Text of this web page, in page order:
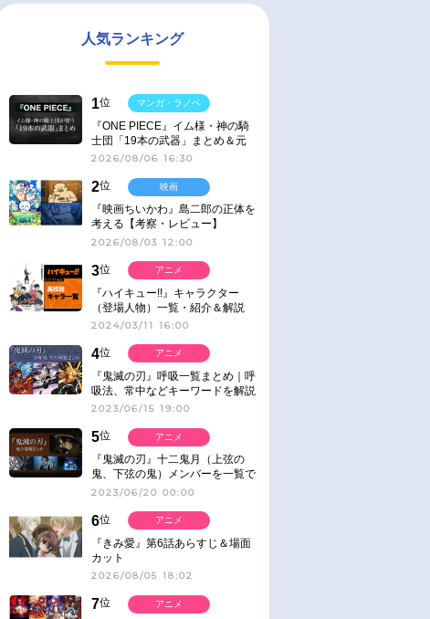
人気ランキング
1位
『ONE PIECE』イム様・神の騎
士団「19本の武器」まとめ＆元
ネタ
2026/08/06 16:30
マンガ・ラノベ
2位
『映画ちいかわ』島二郎の正体を
考える【考察・レビュー】
2026/08/03 12:00
映画
3位
『ハイキュー!!』キャラクター
（登場人物）一覧・紹介＆解説
2024/03/11 16:00
アニメ
4位
『鬼滅の刃』呼吸一覧まとめ｜呼
吸法、常中などキーワードを解説
2023/06/15 19:00
アニメ
5位
『鬼滅の刃』十二鬼月（上弦の
鬼、下弦の鬼）メンバーを一覧で
紹介＆解説（登場鬼の情報まと
2023/06/20 00:00
アニメ
6位
『きみ愛』第6話あらすじ＆場面
カット
2026/08/05 18:02
アニメ
7位
アニメ